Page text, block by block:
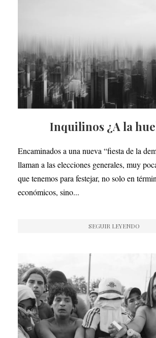
Inquilinos ¿A la
Encaminados a una nueva “fiesta de la
llaman a las elecciones generales, muy
que tenemos para festejar, no solo en
económicos, sino...
SEGUIR LEYENDO